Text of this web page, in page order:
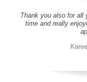
Thank you also for all
time and really